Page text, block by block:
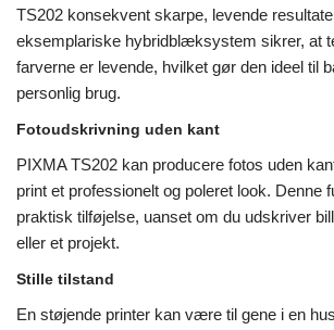
TS202 konsekvent skarpe, levende
eksemplariske hybridblæksystem sikrer, at
farverne er levende, hvilket gør den ideel til
personlig brug.
Fotoudskrivning uden kant
PIXMA TS202 kan producere fotos uden
print et professionelt og poleret look. Denne
praktisk tilføjelse, uanset om du udskriver
eller et projekt.
Stille tilstand
En støjende printer kan være til gene i en